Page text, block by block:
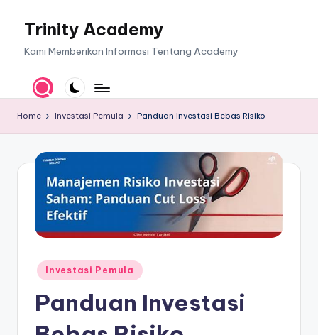
Trinity Academy
Kami Memberikan Informasi Tentang Academy
Home Investasi Pemula Panduan Investasi Bebas Risiko
Posted
in
Investasi Pemula
Panduan Investasi